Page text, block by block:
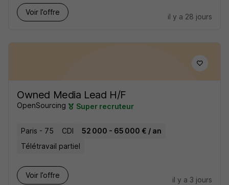
Voir l’offre
il y a 28 jours
Owned Media Lead H/F
OpenSourcing Super recruteur
Paris - 75 CDI
52 000 - 65 000 € / an
Télétravail partiel
Voir l’offre
il y a 3 jours